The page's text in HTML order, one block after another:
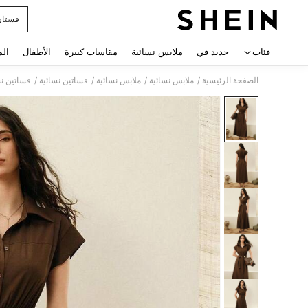
فئات جديد في ملابس نسائية مقاسات كبيرة الأطفال
الصفحة الرئيسية / ملابس نسائية / ملابس نسائية / فساتين نسائية / فساتين